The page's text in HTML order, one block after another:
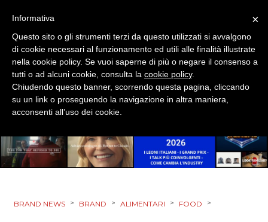
CINEMA
DIGITALE
RADIO / AUDIO
BRAND NEWS > BRAND > ALIMENTARI > FOOD >
×
Informativa
Questo sito o gli strumenti terzi da questo utilizzati si avvalgono
di cookie necessari al funzionamento ed utili alle finalità illustrate
nella cookie policy. Se vuoi saperne di più o negare il consenso a
tutti o ad alcuni cookie, consulta la cookie policy.
Chiudendo questo banner, scorrendo questa pagina, cliccando
su un link o proseguendo la navigazione in altra maniera,
acconsenti all’uso dei cookie.